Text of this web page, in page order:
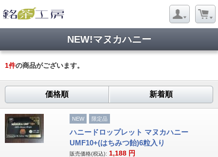
NEW!マヌカハニー
1件の商品がございます。
価格順 新着順
NEW 限定品
ハニードロップレット マヌカハニー
UMF10+(はちみつ飴)6粒入り
販売価格(税込): 1,188 円